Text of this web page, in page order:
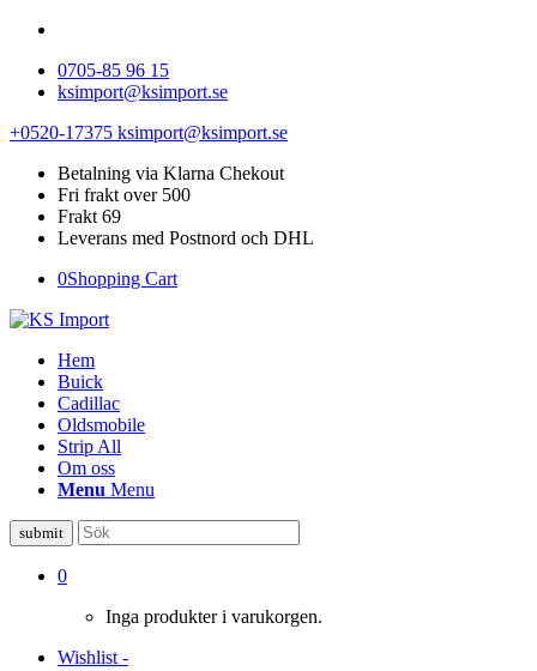
0705-85 96 15
ksimport@ksimport.se
+0520-17375 ksimport@ksimport.se
Betalning via Klarna Chekout
Fri frakt over 500
Frakt 69
Leverans med Postnord och DHL
0Shopping Cart
Hem
Buick
Cadillac
Oldsmobile
Strip All
Om oss
Menu Menu
0
Inga produkter i varukorgen.
Wishlist -